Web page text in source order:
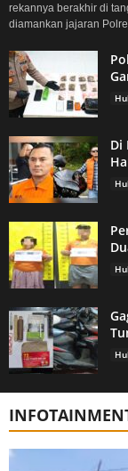
rekannya berakhir di
diamankan jajaran
Di